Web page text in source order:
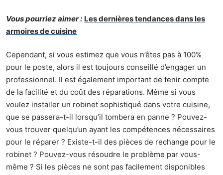
Vous pourriez aimer : Les dernières tendances dans les
armoires de cuisine
Cependant, si vous estimez que vous n’êtes pas à 100%
pour le poste, alors il est toujours conseillé d’engager un
professionnel. Il est également important de tenir compte
de la facilité et du coût des réparations. Même si vous
voulez installer un robinet sophistiqué dans votre cuisine,
que se passera-t-il lorsqu’il tombera en panne ? Pouvez-
vous trouver quelqu’un ayant les compétences nécessaires
pour le réparer ? Existe-t-il des pièces de rechange pour le
robinet ? Pouvez-vous résoudre le problème par vous-
même ? Si les pièces ne sont pas facilement disponibles